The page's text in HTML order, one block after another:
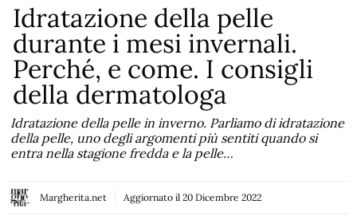
Idratazione della pelle
durante i mesi invernali.
Perché, e come. I consigli
della dermatologa
Idratazione della pelle in inverno. Parliamo di idratazione
della pelle, uno degli argomenti più sentiti quando si
entra nella stagione fredda e la pelle…
Margherita.net Aggiornato il 20 Dicembre 2022